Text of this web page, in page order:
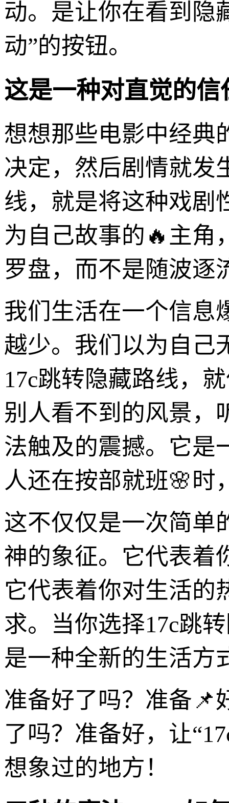
动。是让你在看到隐
动”的按钮。
这是一种对直觉的
想想那些电影中经典
决定，然后剧情就发
线，就是将这种戏剧
为自己故事的🔥主角
罗盘，而不是随波逐
我们生活在一个信息
越少。我们以为自己
17c跳转隐藏路线，
别人看不到的风景，
法触及的震撼。它是
人还在按部就班🌸时
这不仅仅是一次简单
神的象征。它代表着
它代表着你对生活的
求。当你选择17c跳
是一种全新的生活方
准备好了吗？准备📌
了吗？准备好，让
想象过的地方！